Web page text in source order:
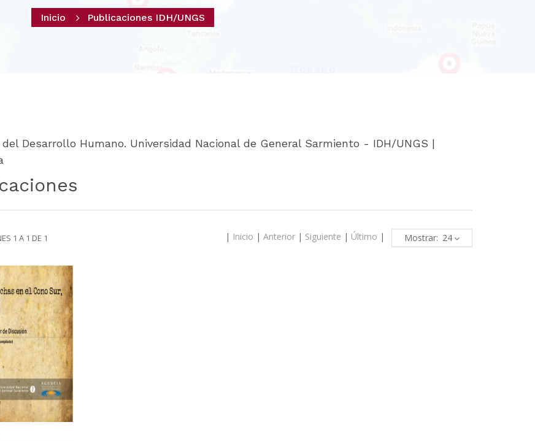
Inicio Publicaciones IDH/UNGS
Desarrollo Humano. Universidad Nacional de General Sarmiento - IDH/UNGS |
1 A 1 DE 1 | Inicio | Anterior | Siguiente | Último | Mostrar: